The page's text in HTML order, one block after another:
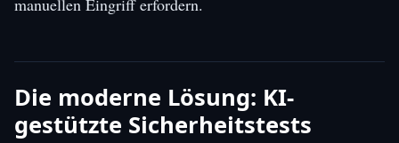
Die moderne Lösung: KI-
gestützte Sicherheitstests